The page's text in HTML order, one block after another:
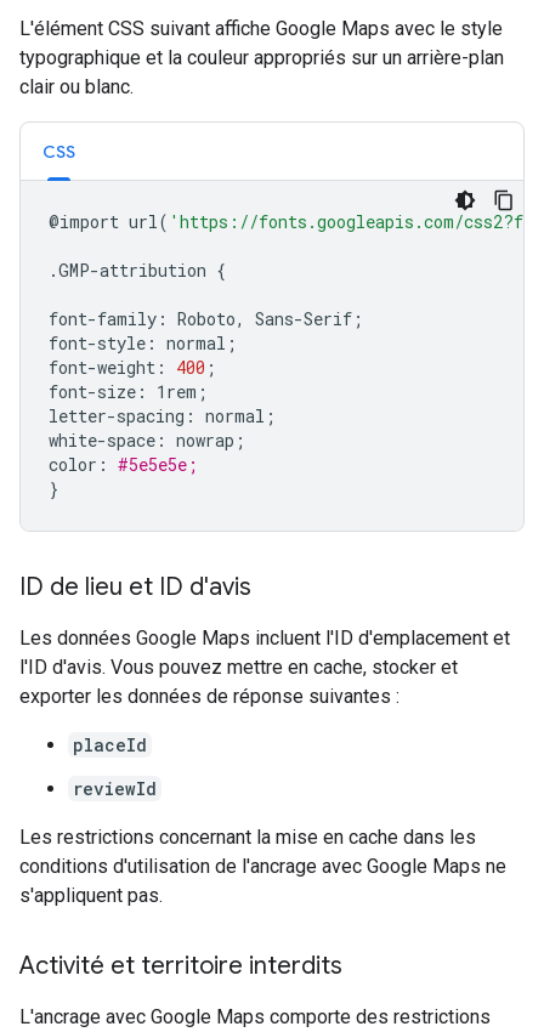
L'élément CSS suivant affiche Google Maps avec le style
typographique et la couleur appropriés sur un arrière-plan
clair ou blanc.
CSS
@import url( 'https://fonts.googleapis.com/
.GMP-attribution {
font-family: Roboto, Sans-Serif ;
font-style: normal ;
font-weight:
400 ;
font-size:
1rem ;
letter-spacing: normal ;
white-space: nowrap ;
color: #5e5e5e;
}
ID de lieu et ID d'avis
Les données Google Maps incluent l'ID d'emplacement et
l'ID d'avis. Vous pouvez mettre en cache, stocker et
exporter les données de réponse suivantes :
placeId
reviewId
Les restrictions concernant la mise en cache dans les
conditions d'utilisation de l'ancrage avec Google Maps ne
s'appliquent pas.
Activité et territoire interdits
L'ancrage avec Google Maps comporte des restrictions